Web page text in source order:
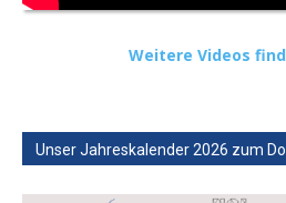
Weitere Videos
Unser Jahreskalender 2026 zum